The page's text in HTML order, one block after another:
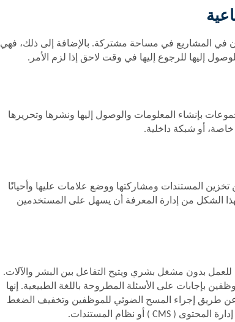
في المشاريع في مساحة مشتركة. بالإضافة إلى ذلك، فهي
إليها للرجوع إليها في وقت لاحق إذا لزم الأمر.
بإنشاء المعلومات والوصول إليها ونشرها وتحريرها
أو شبكة داخلية.
تخزين المستندات ومشاركتها ووضع علامات عليها وأحيانًا
الشكل من إدارة المعرفة أن يسهل على المستخدمين
بدون مشغل بشري ويتيح التفاعل بين البشر والآلات.
بإجابات على الأسئلة المطروحة باللغة الطبيعية. إنها
عن طريق إجراء المسح الضوئي للموظفين وتخفيف الضغط
المحتوى ( CMS ) أو نظام المستندات.